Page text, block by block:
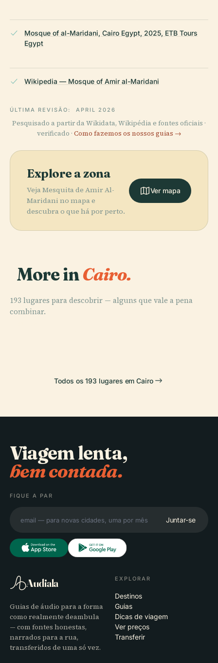
Mosque of al-Maridani, Cairo Egypt, 2025, ETB Tours
Egypt
Wikipedia — Mosque of Amir al-Maridani
ÚLTIMA REVISÃO: APRIL 2026
Pesquisado a partir da Wikidata, Wikipédia e fontes oficiais ·
verificado · Como fazemos os nossos guias →
Explore a zona
Veja Mesquita de Amir Al-
Maridani no mapa e
descubra o que há por perto.
Ver mapa
More inCairo.
193 lugares para descobrir — alguns que vale a pena
combinar.
PLACE
PLACE
Todos os 193 lugares em Cairo
Viagem lenta,
bem contada.
FIQUE A PAR
Juntar-se
Audiala
Guias de áudio para a forma
como realmente deambula
— com fontes honestas,
narrados para a rua,
transferidos de uma só vez.
EXPLORAR
Destinos
Guias
Dicas de viagem
Ver preços
Transferir